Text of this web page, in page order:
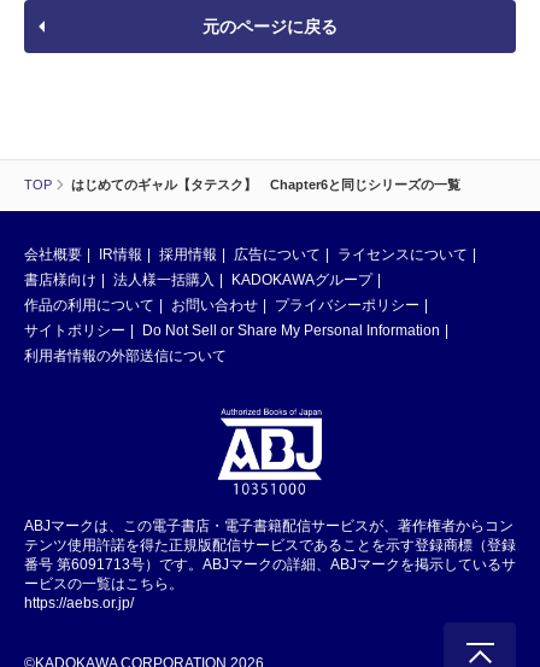
TOP はじめてのギャル【タテスク】 Chapter6と同じシリーズの一覧
元のページに戻る
会社概要 IR情報 採用情報 広告について
ライセンスについて
書店様向け
法人様一括購入
KADOKAWAグループ
作品の利用について
お問い合わせ
プライバシーポリシー
サイトポリシー
Do Not Sell or Share My Personal Information
利用者情報の外部送信について
ABJマークは、この電子書店・電子書籍配信サービスが、著作権者からコン
テンツ使用許諾を得た正規版配信サービスであることを示す登録商標（登録
番号 第6091713号）です。ABJマークの詳細、ABJマークを掲示しているサ
ービスの一覧はこちら。
https://aebs.or.jp/